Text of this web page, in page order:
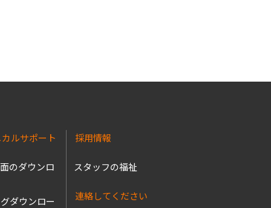
ルサポート
のダウンロ
ダウンロー
採用情報
スタッフの福祉
連絡してください